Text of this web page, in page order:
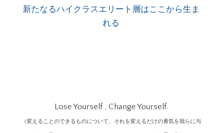
新たなるハイクラスエリート層はここから生ま
れる
Lose Yourself , Change Yourself.
（変えることのできるものについて、それを変えるだけの勇気を我らに与